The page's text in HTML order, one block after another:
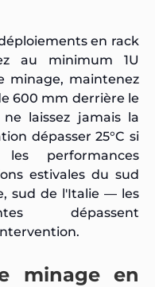
en rack
au minimum 1U
minage, maintenez
600 mm derrière le
laissez jamais la
dépasser 25°C si
performances
estivales du sud
sud de l'Italie — les
dépassent
minage en